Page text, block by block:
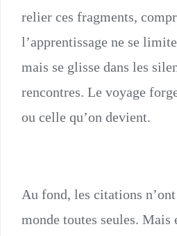
relier ces fragments,
l’apprentissage ne se
mais se glisse dans les
rencontres. Le voyage
ou celle qu’on devient.
Au fond, les citations
monde toutes seules. Mais